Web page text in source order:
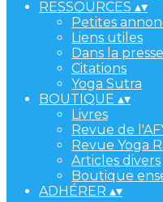
RESSOURCES ▴▾
Petites
Liens utiles
Dans la presse
Citations
Yoga Sutra
BOUTIQUE ▴▾
Livres
Revue de
Revue Yoga
Articles divers
Boutique
ADHÉRER ▴▾